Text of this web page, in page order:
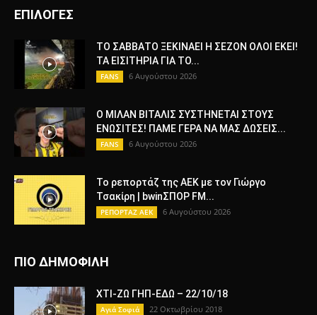
ΕΠΙΛΟΓΕΣ
ΤΟ ΣΑΒΒΑΤΟ ΞΕΚΙΝΑΕΙ Η ΣΕΖΟΝ ΟΛΟΙ ΕΚΕΙ!
ΤΑ ΕΙΣΙΤΗΡΙΑ ΓΙΑ ΤΟ...
FANS 6 Αυγούστου 2026
Ο ΜΙΛΑΝ ΒΙΤΑΛΙΣ ΣΥΣΤΗΝΕΤΑΙ ΣΤΟΥΣ
ΕΝΩΣΙΤΕΣ! ΠΑΜΕ ΓΕΡΑ ΝΑ ΜΑΣ ΔΩΣΕΙΣ...
FANS 6 Αυγούστου 2026
Το ρεπορτάζ της ΑΕΚ με τον Γιώργο
Τσακίρη | bwinΣΠΟΡ FM...
ΡΕΠΟΡΤΑΖ ΑΕΚ 6 Αυγούστου 2026
ΠΙΟ ΔΗΜΟΦΙΛΗ
ΧΤΙ-ΖΩ ΓΗΠ-ΕΔΩ – 22/10/18
Αγιά Σοφιά 22 Οκτωβρίου 2018